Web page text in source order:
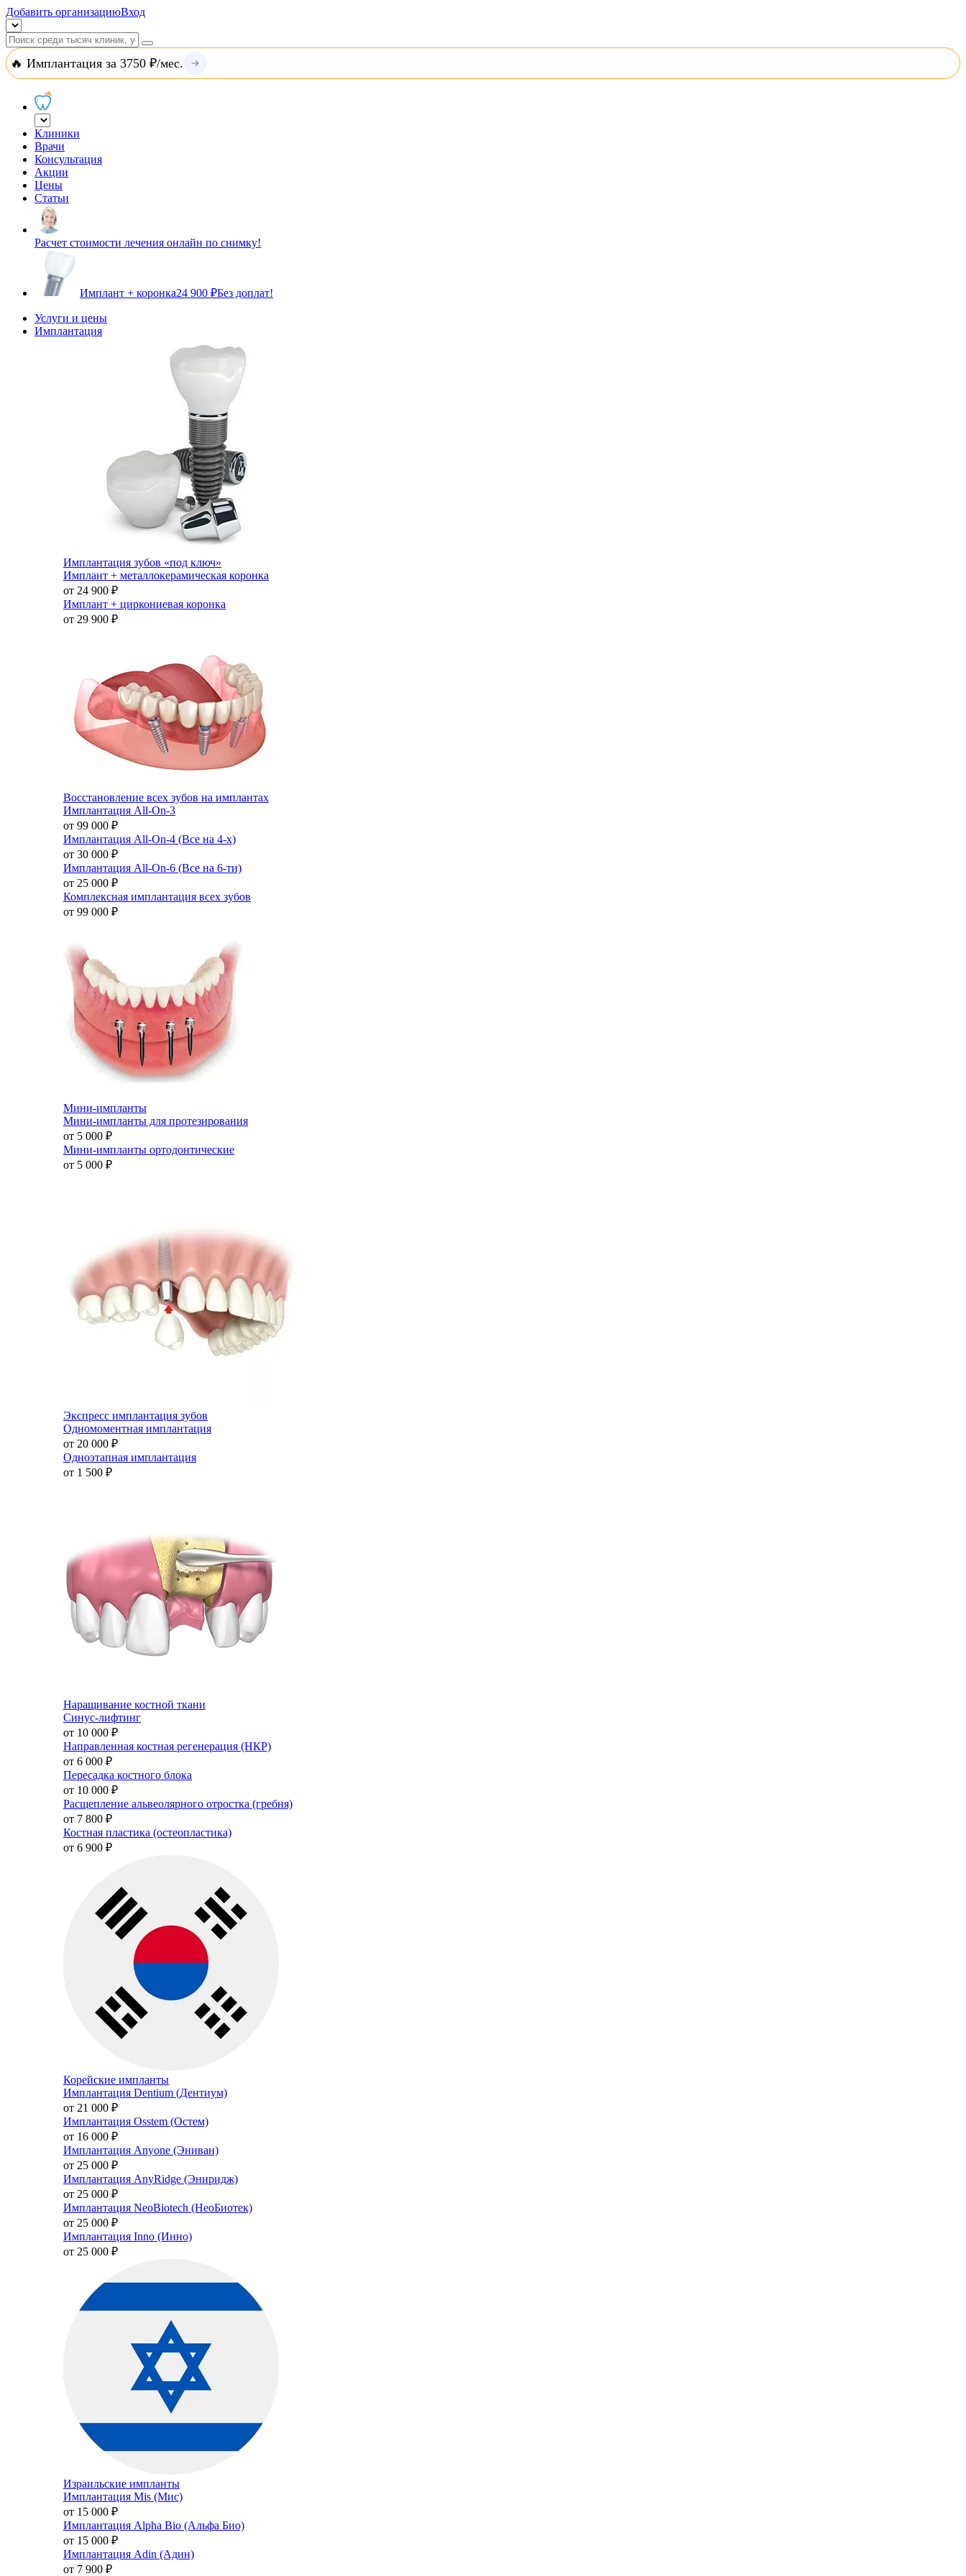
Добавить организациюВход
🔥 Имплантация за 3750 ₽/мес.
Клиники
Врачи
Консультация
Акции
Цены
Статьи
Расчет стоимости лечения онлайн по снимку!
Имплант + коронка24 900 ₽Без доплат!
Услуги и цены
Имплантация
Имплантация зубов «под ключ»
Имплант + металлокерамическая коронка
от 24 900 ₽
Имплант + циркониевая коронка
от 29 900 ₽
Восстановление всех зубов на имплантах
Имплантация All-On-3
от 99 000 ₽
Имплантация All-On-4 (Все на 4-х)
от 30 000 ₽
Имплантация All-On-6 (Все на 6-ти)
от 25 000 ₽
Комплексная имплантация всех зубов
от 99 000 ₽
Мини-импланты
Мини-импланты для протезирования
от 5 000 ₽
Мини-импланты ортодонтические
от 5 000 ₽
Экспресс имплантация зубов
Одномоментная имплантация
от 20 000 ₽
Одноэтапная имплантация
от 1 500 ₽
Наращивание костной ткани
Синус-лифтинг
от 10 000 ₽
Направленная костная регенерация (НКР)
от 6 000 ₽
Пересадка костного блока
от 10 000 ₽
Расщепление альвеолярного отростка (гребня)
от 7 800 ₽
Костная пластика (остеопластика)
от 6 900 ₽
Корейские импланты
Имплантация Dentium (Дентиум)
от 21 000 ₽
Имплантация Osstem (Остем)
от 16 000 ₽
Имплантация Anyone (Эниван)
от 25 000 ₽
Имплантация AnyRidge (Эниридж)
от 25 000 ₽
Имплантация NeoBiotech (НеоБиотек)
от 25 000 ₽
Имплантация Inno (Инно)
от 25 000 ₽
Израильские импланты
Имплантация Mis (Мис)
от 15 000 ₽
Имплантация Alpha Bio (Альфа Био)
от 15 000 ₽
Имплантация Adin (Адин)
от 7 900 ₽